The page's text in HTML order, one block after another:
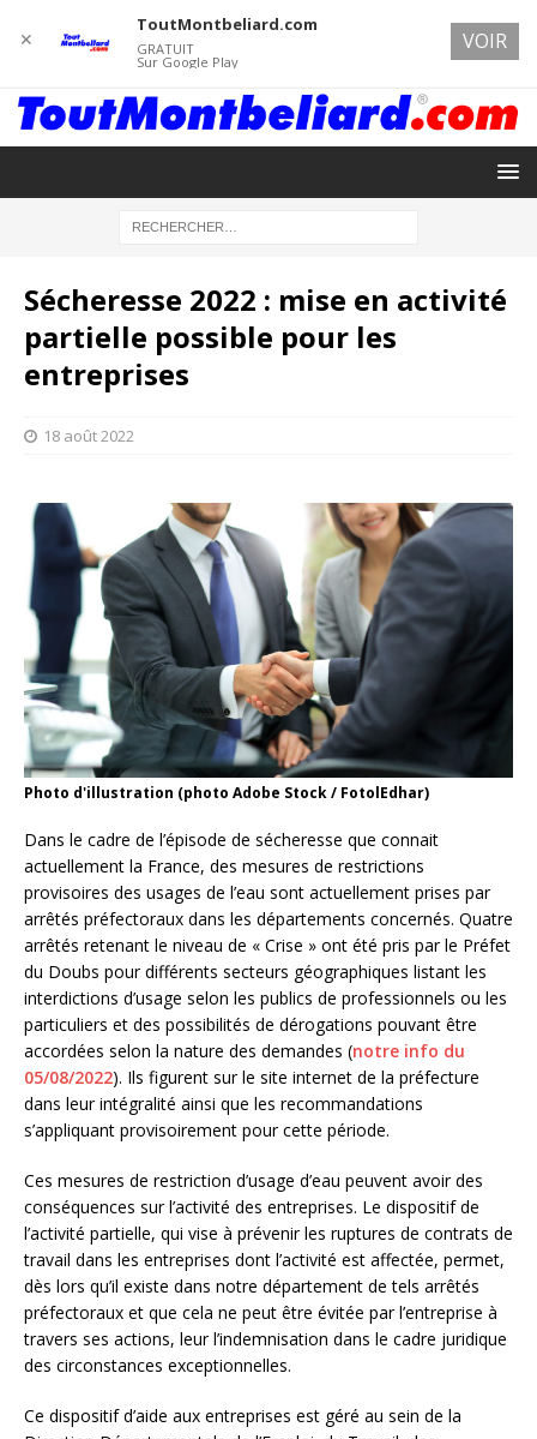
Sécheresse 2022 : mise en activité
partielle possible pour les
entreprises
18 août 2022
Photo d'illustration (photo Adobe Stock / FotolEdhar)
Dans le cadre de l’épisode de sécheresse que connait
actuellement la France, des mesures de restrictions
provisoires des usages de l’eau sont actuellement prises par
arrêtés préfectoraux dans les départements concernés. Quatre
arrêtés retenant le niveau de « Crise » ont été pris par le Préfet
du Doubs pour différents secteurs géographiques listant les
interdictions d’usage selon les publics de professionnels ou les
particuliers et des possibilités de dérogations pouvant être
accordées selon la nature des demandes (notre info du
05/08/2022). Ils figurent sur le site internet de la préfecture
dans leur intégralité ainsi que les recommandations
s’appliquant provisoirement pour cette période.
Ces mesures de restriction d’usage d’eau peuvent avoir des
conséquences sur l’activité des entreprises. Le dispositif de
l’activité partielle, qui vise à prévenir les ruptures de contrats de
travail dans les entreprises dont l’activité est affectée, permet,
dès lors qu’il existe dans notre département de tels arrêtés
préfectoraux et que cela ne peut être évitée par l’entreprise à
travers ses actions, leur l’indemnisation dans le cadre juridique
des circonstances exceptionnelles.
Ce dispositif d’aide aux entreprises est géré au sein de la
✕
ToutMontbeliard.com
GRATUIT
Sur Google Play
VOIR